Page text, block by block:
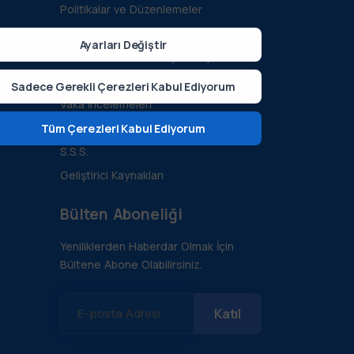
Politikalar ve Düzenlemeler
Teknoloji ve Yenilik
Sürdürülebilirlik ve Yeşil Enerji
Tüm Bloglar
Vaka İncelemeleri
Kılavuzlar ve Dökümanlar
S.S.S.
Geliştirici Kaynakları
Bülten Aboneliği
Yeniliklerden Haberdar Olmak İçin
Bültene Abone Olabilirsiniz.
E-posta Adresi
Ayarları Değiştir
Sadece Gerekli Çerezleri Kabul Ediyorum
Tüm Çerezleri Kabul Ediyorum